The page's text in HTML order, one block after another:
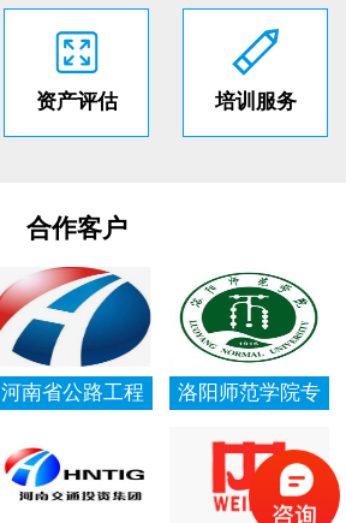
资产评估 培训服务
合作客户
河南省公路工程
洛阳师范学院专